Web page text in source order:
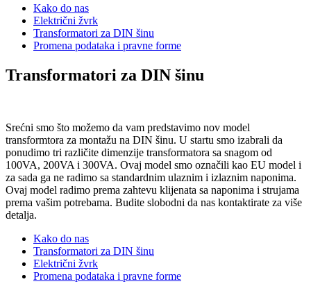
Kako do nas
Električni žvrk
Transformatori za DIN šinu
Promena podataka i pravne forme
Transformatori za DIN šinu
Srećni smo što možemo da vam predstavimo nov model
transformtora za montažu na DIN šinu. U startu smo izabrali da
ponudimo tri različite dimenzije transformatora sa snagom od
100VA, 200VA i 300VA. Ovaj model smo označili kao EU model i
za sada ga ne radimo sa standardnim ulaznim i izlaznim naponima.
Ovaj model radimo prema zahtevu klijenata sa naponima i strujama
prema vašim potrebama. Budite slobodni da nas kontaktirate za više
detalja.
Kako do nas
Transformatori za DIN šinu
Električni žvrk
Promena podataka i pravne forme